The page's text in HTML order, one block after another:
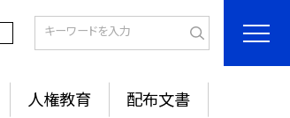
人権教育 配布文書